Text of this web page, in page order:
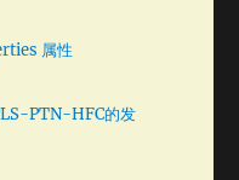
属性
PTN-HFC的发